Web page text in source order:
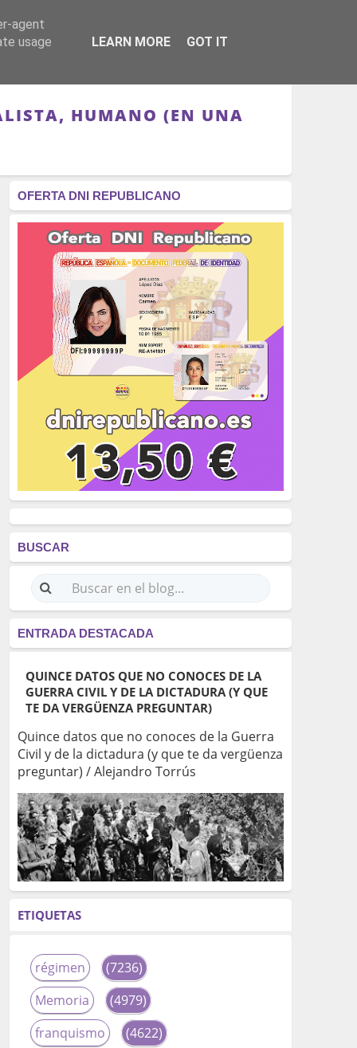
RÉGIMEN - MONARQUÍA
HUMANO (EN UNA
OFERTA DNI REPUBLICANO
BUSCAR
ENTRADA DESTACADA
QUINCE DATOS QUE NO CONOCES DE LA
GUERRA CIVIL Y DE LA DICTADURA (Y QUE
TE DA VERGÜENZA PREGUNTAR)
Quince datos que no conoces de la Guerra
Civil y de la dictadura (y que te da vergüenza
preguntar) / Alejandro Torrús
ETIQUETAS
régimen
(7236)
Memoria
(4979)
franquismo
(4622)
agent
usage
LEARN MORE GOT IT